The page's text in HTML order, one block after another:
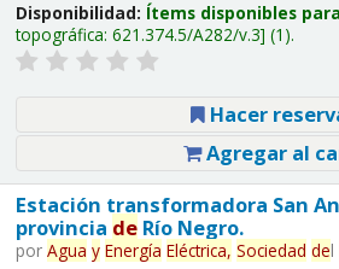
Disponibilidad: Ítems disponibles
topográfica: 621.374.5/A282/v.3 (1).
Hacer
Agregar al
Estación transformadora San
provincia deRío Negro.
por Agua y Energía Eléctrica, Sociedad del